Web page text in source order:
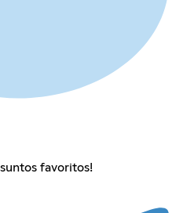
favoritos!